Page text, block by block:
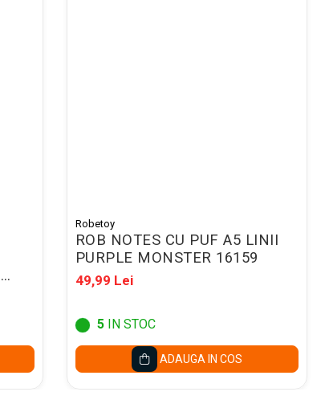
Robetoy
ROB NOTES CU PUF A5 LINII
PURPLE MONSTER 16159
49,99 Lei
5IN STOC
ADAUGA IN COS